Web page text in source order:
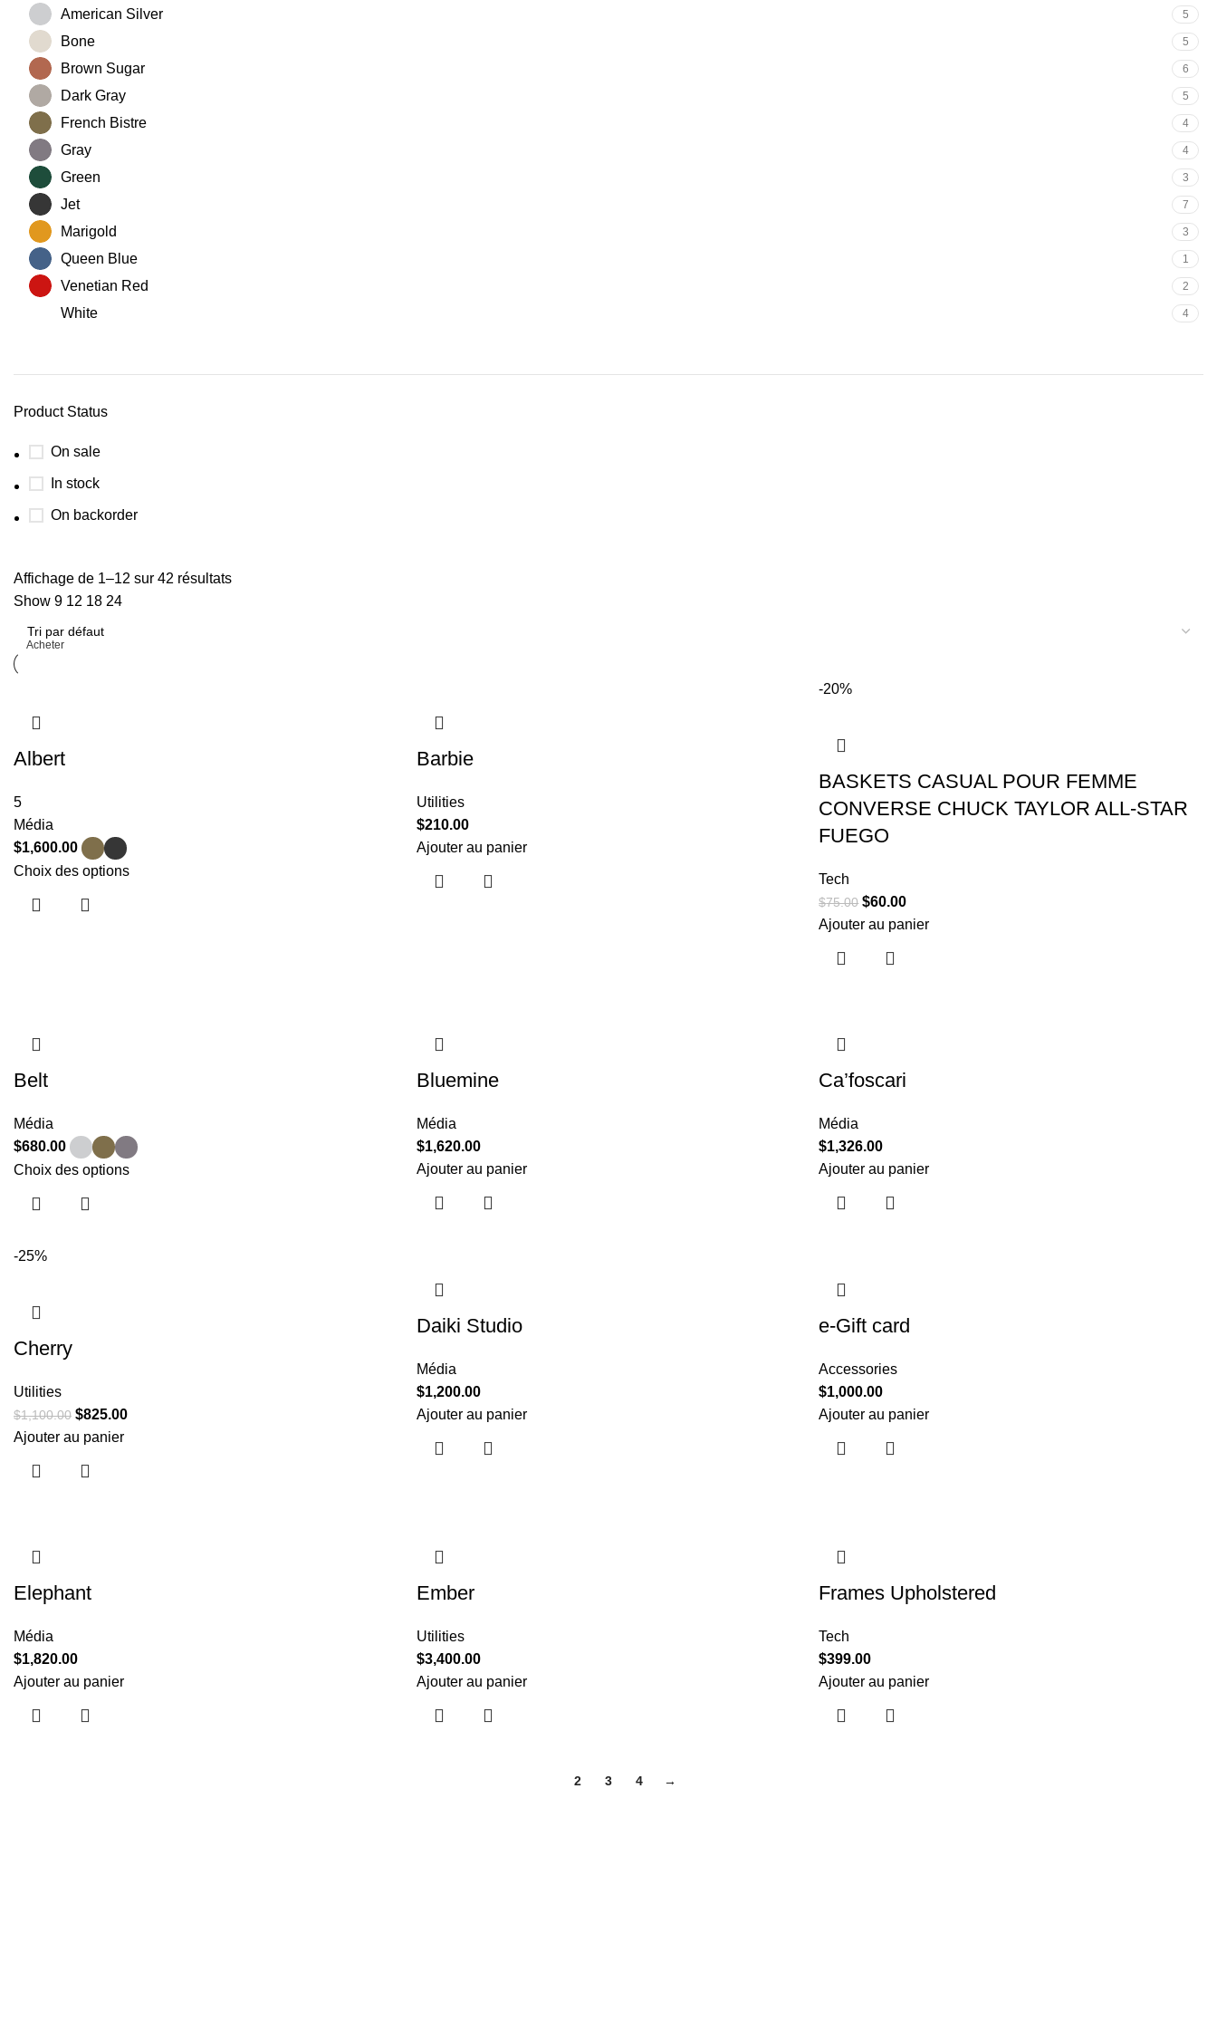
American Silver 5
Bone 5
Brown Sugar 6
Dark Gray 5
French Bistre 4
Gray 4
Green 3
Jet 7
Marigold 3
Queen Blue 1
Venetian Red 2
White 4
Product Status
On sale
In stock
On backorder
GOUA Creation
Acheter
Affichage de 1–12 sur 42 résultats
Show 9 12 18 24
Albert
5
Média
$1,600.00
Choix des options
Barbie
Utilities
$210.00
Ajouter au panier
-20%
BASKETS CASUAL POUR FEMME
CONVERSE CHUCK TAYLOR ALL-STAR
FUEGO
Tech
$75.00 $60.00
Ajouter au panier
Belt
Média
$680.00
Choix des options
Bluemine
Média
$1,620.00
Ajouter au panier
Ca’foscari
Média
$1,326.00
Ajouter au panier
-25%
Cherry
Utilities
$1,100.00 $825.00
Ajouter au panier
Daiki Studio
Média
$1,200.00
Ajouter au panier
e-Gift card
Accessories
$1,000.00
Ajouter au panier
Elephant
Média
$1,820.00
Ajouter au panier
Ember
Utilities
$3,400.00
Ajouter au panier
Frames Upholstered
Tech
$399.00
Ajouter au panier
2 3 4 →